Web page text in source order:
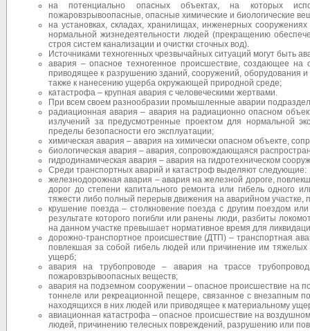
на потенциально опасных объектах, на которых
пожаровзрывоопасные, опасные химические и биологические
на установках, складах, хранилищах, инженерных
нормальной жизнедеятельности людей (прекращению
строя систем канализации и очистки сточных вод).
Источниками техногенных чрезвычайных ситуаций могут быть
авария – опасное техногенное происшествие, создающее на
приводящее к разрушению зданий, сооружений, оборудования
также к нанесению ущерба окружающей природной среде;
катастрофа – крупная авария с человеческими жертвами.
При всем своем разнообразии промышленные аварии
радиационная авария – авария на радиационно опасном
излучений за предусмотренные проектом для нормальной
пределы безопасности его эксплуатации;
химическая авария – авария на химически опасном объекте,
биологическая авария – авария, сопровождающаяся
гидродинамическая авария – авария на гидротехническом
Среди транспортных аварий и катастроф выделяют следующие:
железнодорожная авария – авария на железной дороге,
дорог до степени капитального ремонта или гибель одного
тяжести либо полный перерыв движения на аварийном
крушение поезда – столкновение поезда с другим поездом
результате которого погибли или ранены люди, разбиты
на данном участ­ке превышает нормативное время для
дорожно-транспортное происшествие (ДТП) – транс­порт­ная
повлекшая за собой гибель людей или причинение им
ущерб;
авария на трубопроводе – авария на трассе
пожаровзрывоопасных веществ;
авария на подземном сооружении – опасное происшествие на
тоннеле или рекреационной пещере, связанное с внезапным
находящихся в них людей или приводящее к материальному
авиационная катастрофа – опасное происшествие на
людей, причинению телесных повреждений, разрушению или